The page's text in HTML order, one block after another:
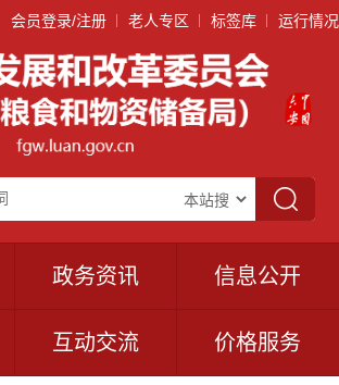
会员登录/注册 老人专区 标签库 运行情况
政务资讯 信息公开
互动交流 价格服务